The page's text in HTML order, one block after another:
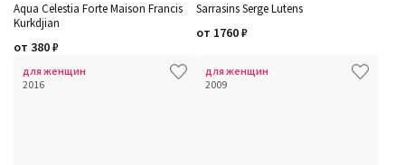
Aqua Celestia Forte Maison Francis
Kurkdjian
от 380₽
Sarrasins Serge Lutens
от 1760₽
для женщин
2016
для женщин
2009